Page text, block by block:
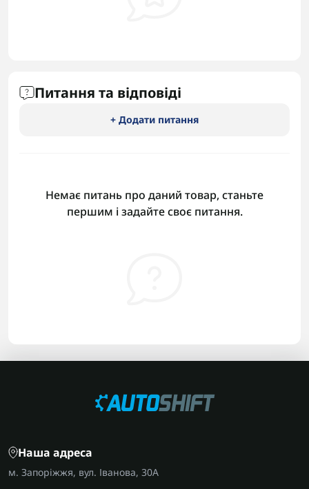
Питання та відповіді
+ Додати питання
Немає питань про даний товар, станьте
першим і задайте своє питання.
Наша адреса
м. Запоріжжя, вул. Іванова, 30А